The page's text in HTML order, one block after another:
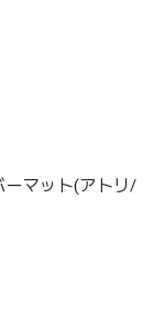
ーマット(アトリ/